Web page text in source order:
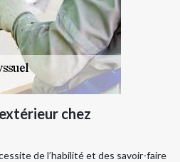
chez
de l’habilité et des savoir-faire